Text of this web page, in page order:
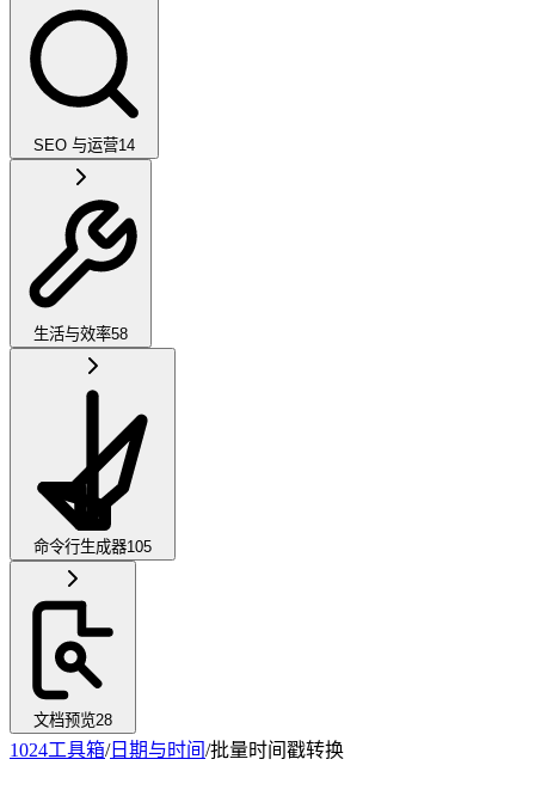
SEO 与运营14
生活与效率58
命令行生成器105
文档预览28
1024工具箱/日期与时间/批量时间戳转换